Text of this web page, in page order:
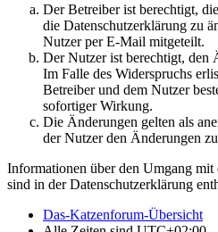
Der Betreiber ist berechtigt,
die Datenschutzerklärung zu
Nutzer per E-Mail mitgeteilt.
Der Nutzer ist berechtigt, den
Im Falle des Widerspruchs
Betreiber und dem Nutzer
sofortiger Wirkung.
Die Änderungen gelten als
der Nutzer den Änderungen
Informationen über den Umgang mit
sind in der Datenschutzerklärung
Das-Katzenforum-Übersicht